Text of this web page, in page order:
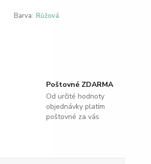
Barva: Růžová
Poštovné ZDARMA
Od určité hodnoty
objednávky platím
poštovné za vás